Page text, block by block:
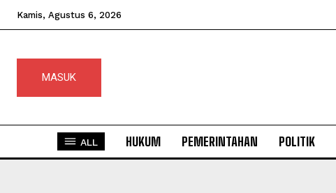
Kamis, Agustus 6, 2026
MASUK
ALL HUKUM PEMERINTAHAN POLITIK